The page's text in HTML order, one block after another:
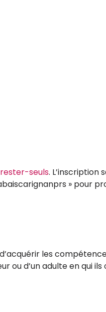
seuls. L’inscription
» pour
les
ou d’un adulte en qui ils